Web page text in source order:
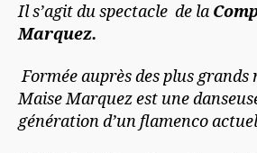
Il s’agit du spectacle de la
Marquez.
Formée auprès des plus grands
Maise Marquez est une
génération d’un flamenco